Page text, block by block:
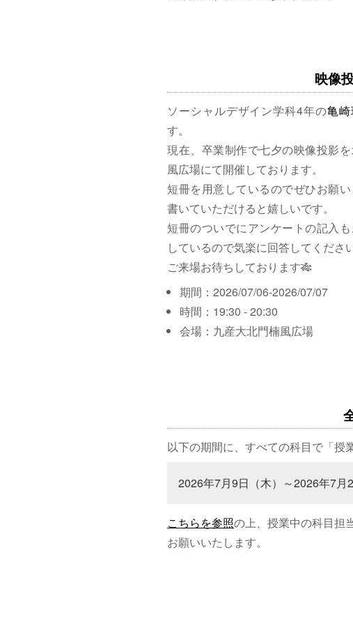
映像
ソーシャルデザイン学科4年の亀
す。
現在、卒業制作で七夕の映像投影
風広場にて開催しております。
短冊を用意しているのでぜひお願
書いていただけると嬉しいです。
短冊のついでにアンケートの記入
しているので気楽に回答してくださ
ご来場お待ちしております🎋
期間：2026/07/06-2026/07/07
時間：19:30 - 20:30
会場：九産大北門楠風広場
以下の期間に、すべての科目で「授
2026年7月9日（木）～2026年7月
こちらを参照の上、授業中の科目担
お願いいたします。